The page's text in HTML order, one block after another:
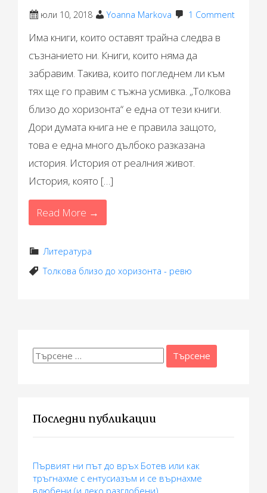
юли 10, 2018 Yoanna Markova 1 Comment
Има книги, които оставят трайна следва в
съзнанието ни. Книги, които няма да
забравим. Такива, които погледнем ли към
тях ще го правим с тъжна усмивка. „Толкова
близо до хоризонта“ е една от тези книги.
Дори думата книга не е правила защото,
това е една много дълбоко разказана
история. История от реалния живот.
История, която […]
Read More →
Литература
Толкова близо до хоризонта - ревю
Търсене
Последни публикации
Първият ни път до връх Ботев или как
тръгнахме с ентусиазъм и се върнахме